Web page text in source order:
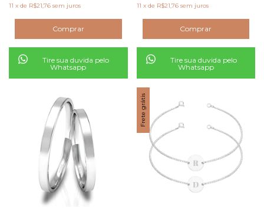
11 x de R$21,76 sem juros
Tire sua duvida pelo
Whatsapp
11 x de R$21,76 sem juros
Tire sua duvida pelo
Whatsapp
Frete grátis